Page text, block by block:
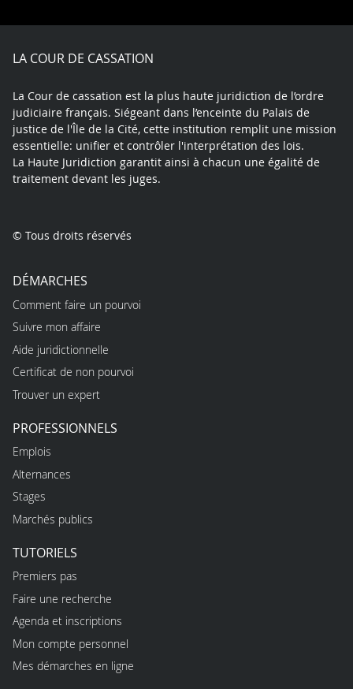
X
FacebookYoutubeLinkedInInstagram
LA COUR DE CASSATION
La Cour de cassation est la plus haute juridiction de l’ordre
judiciaire français. Siégeant dans l’enceinte du Palais de
justice de l'Île de la Cité, cette institution remplit une mission
essentielle: unifier et contrôler l'interprétation des lois.
La Haute Juridiction garantit ainsi à chacun une égalité de
traitement devant les juges.
© Tous droits réservés
DÉMARCHES
Comment faire un pourvoi
Suivre mon affaire
Aide juridictionnelle
Certificat de non pourvoi
Trouver un expert
PROFESSIONNELS
Emplois
Alternances
Stages
Marchés publics
TUTORIELS
Premiers pas
Faire une recherche
Agenda et inscriptions
Mon compte personnel
Mes démarches en ligne